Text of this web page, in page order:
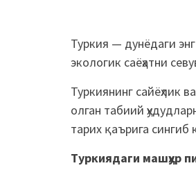
Туркия — дунёдаги
экологик саёҳатни
Туркиянинг сайёҳлик
олган табиий
тарих қаърига
Туркиядаги машҳур